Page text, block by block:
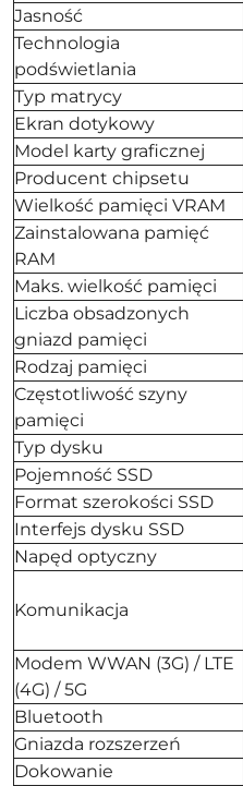
Jasność
Technologia
podświetlania
Typ matrycy
Ekran dotykowy
Model karty graficznej
Producent chipsetu
Wielkość pamięci VRAM
Zainstalowana pamięć
RAM
Maks. wielkość pamięci
Liczba obsadzonych
gniazd pamięci
Rodzaj pamięci
Częstotliwość szyny
pamięci
Typ dysku
Pojemność SSD
Format szerokości SSD
Interfejs dysku SSD
Napęd optyczny
Komunikacja
Modem WWAN (3G) / LTE
(4G) / 5G
Bluetooth
Gniazda rozszerzeń
Dokowanie